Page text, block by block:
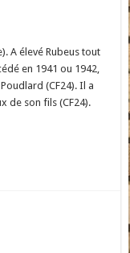
A élevé Rubeus tout
en 1941 ou 1942,
(CF24). Il a
de son fils (CF24).